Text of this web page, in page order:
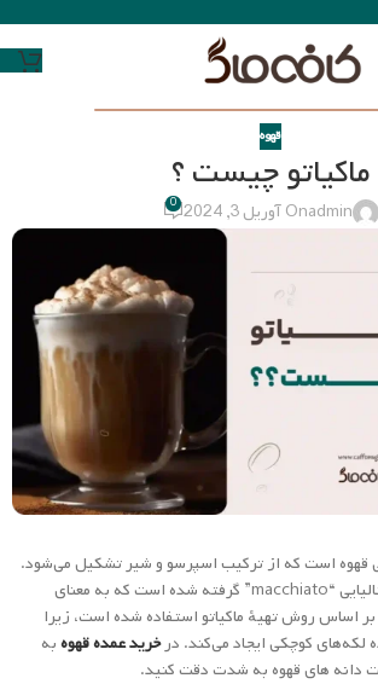
قهوه
ماکیاتو چیست ؟
adminOn آوریل 3, 2024 0
قهوه است که از ترکیب اسپرسو و شیر تشکیل می‌شود.
نام “ماکیاتو” از کلمهٔ ایتالیایی “macchiato” گرفته شده است که به معنای
اساس روش تهیهٔ ماکیاتو استفاده شده است، زیرا
کوچکی ایجاد می‌کند. درخرید عمده قهوهبه
دانه های قهوه به شدت دقت کنید.